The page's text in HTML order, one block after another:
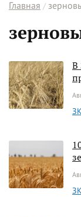
Главная
В